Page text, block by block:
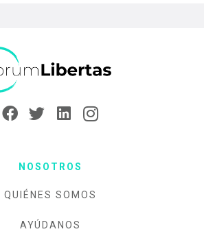
NOSOTROS
QUIÉNES SOMOS
AYÚDANOS